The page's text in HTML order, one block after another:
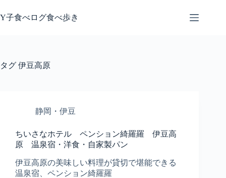
ン
ス
Y子食べログ食べ歩き
タグ 伊豆高原
静岡・伊豆
ちいさなホテル ペンション綺羅羅 伊豆高
原 温泉宿・洋食・自家製パン
伊豆高原の美味しい料理が貸切で堪能できる
温泉宿、ペンション綺羅羅